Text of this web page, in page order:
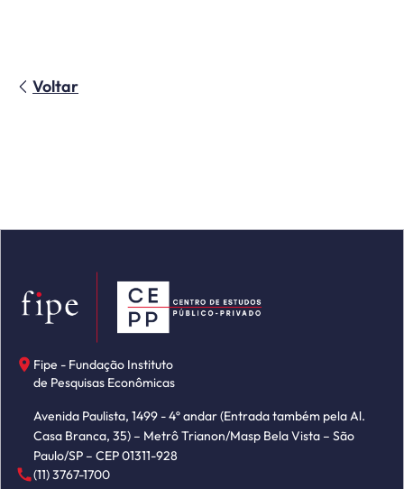
Voltar
Fipe - Fundação Instituto
de Pesquisas Econômicas
Avenida Paulista, 1499 - 4º andar (Entrada também pela Al.
Casa Branca, 35) – Metrô Trianon/Masp Bela Vista – São
Paulo/SP – CEP 01311-928
(11) 3767-1700